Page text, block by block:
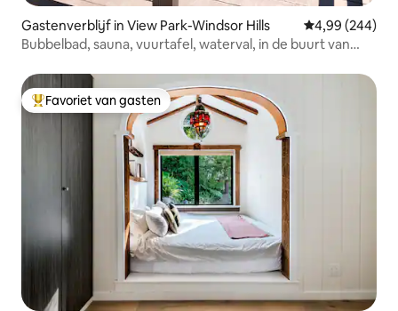
Gastenverblijf in View Park-Windsor Hills Gemiddelde
4,99 (244)
Bubbelbad, sauna, vuurtafel, waterval, in de buurt van
Topfavoriet van gasten
Favoriet van gasten